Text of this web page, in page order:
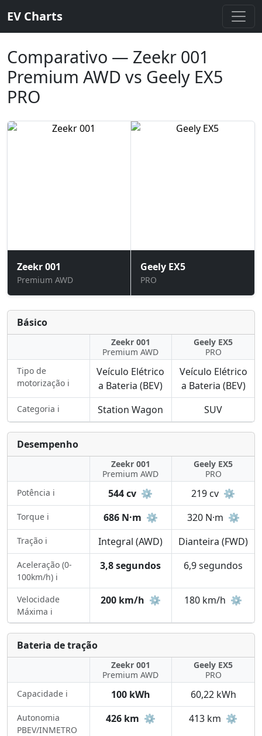
EV Charts
Comparativo — Zeekr 001
Premium AWD vs Geely EX5
PRO
Zeekr 001
Premium AWD
Geely EX5
PRO
Básico
Zeekr 001
Premium AWD
Geely EX5
PRO
Tipo de
motorização ℹ️
Veículo Elétrico
a Bateria (BEV)
Veículo Elétrico
a Bateria (BEV)
Categoria ℹ️ Station Wagon SUV
Desempenho
Zeekr 001
Premium AWD
Geely EX5
PRO
Potência ℹ️
544 cv ⚙️ 219 cv ⚙️
Torque ℹ️ 686 N·m ⚙️ 320 N·m ⚙️
Tração ℹ️ Integral (AWD) Dianteira (FWD)
Aceleração (0-
100km/h) ℹ️
3,8 segundos 6,9 segundos
Velocidade
Máxima ℹ️
200 km/h ⚙️ 180 km/h ⚙️
Bateria de tração
Zeekr 001
Premium AWD
Geely EX5
PRO
Capacidade ℹ️
100 kWh 60,22 kWh
Autonomia
PBEV/INMETRO
426 km ⚙️ 413 km ⚙️